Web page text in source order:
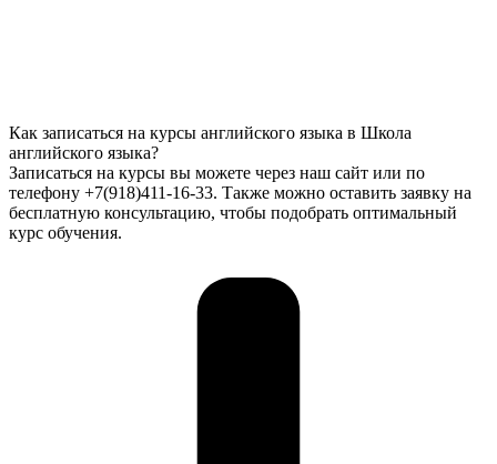
Как записаться на курсы английского языка в Школа
английского языка?
Записаться на курсы вы можете через наш сайт или по
телефону +7(918)411-16-33. Также можно оставить заявку на
бесплатную консультацию, чтобы подобрать оптимальный
курс обучения.